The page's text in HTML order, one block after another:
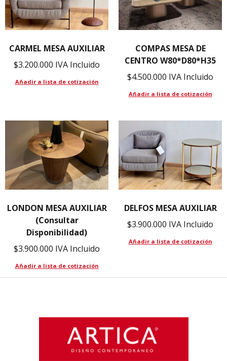
CARMEL MESA AUXILIAR
$3.200.000 IVA Incluido
Añadir a lista de cotización
COMPAS MESA DE
CENTRO W80*D80*H35
$4.500.000 IVA Incluido
Añadir a lista de cotización
LONDON MESA AUXILIAR
(Consultar
Disponibilidad)
$3.900.000 IVA Incluido
Añadir a lista de cotización
DELFOS MESA AUXILIAR
$3.900.000 IVA Incluido
Añadir a lista de cotización